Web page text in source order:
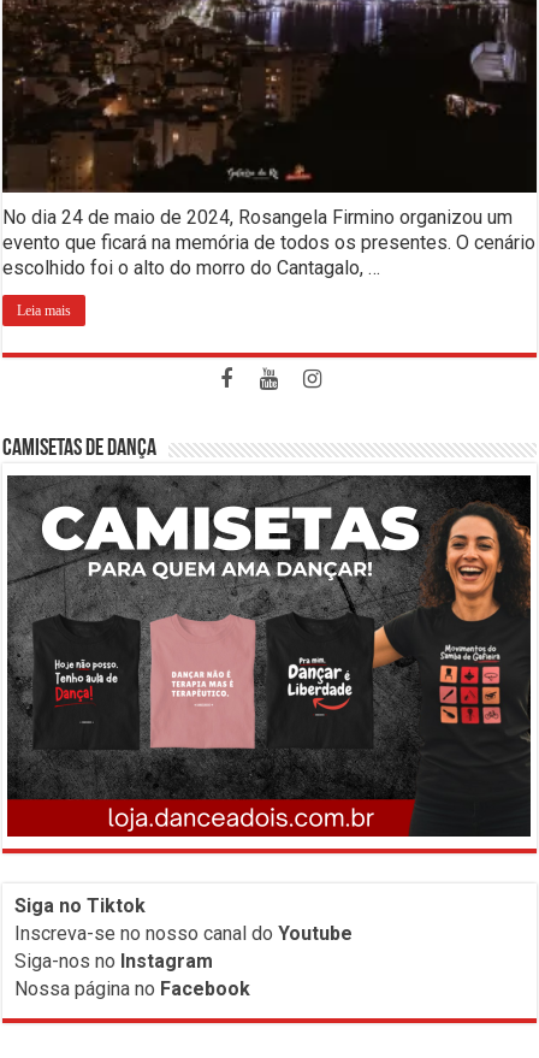
No dia 24 de maio de 2024, Rosangela Firmino organizou um
evento que ficará na memória de todos os presentes. O cenário
escolhido foi o alto do morro do Cantagalo, …
Leia mais
CAMISETAS DE DANÇA
Siga no Tiktok
Inscreva-se no nosso canal doYoutube
Siga-nos no Instagram
Nossa página no Facebook